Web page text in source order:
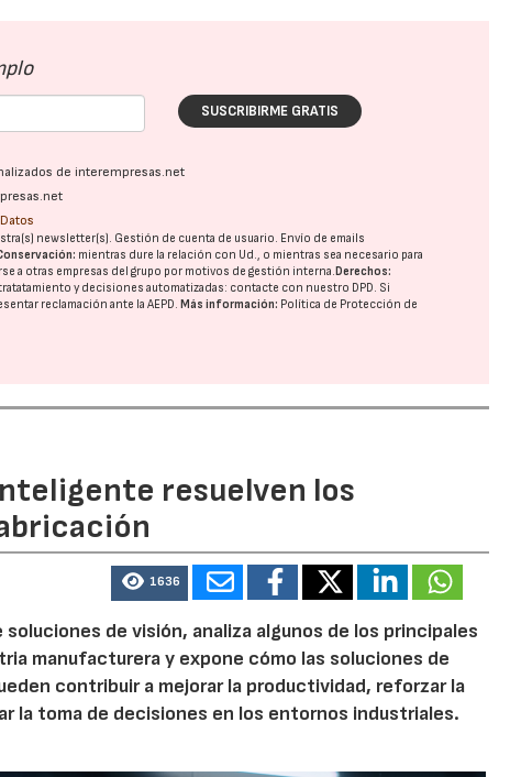
SUSCRIBIRME GRATIS
de interempresas.net
newsletter(s). Gestión de cuenta de usuario. Envío de emails
mientras dure la relación con Ud., o mientras sea necesario para
a otras empresas del grupo por motivos de gestión interna.Derechos:
y decisiones automatizadas: contacte con nuestro DPD. Si
reclamación ante laAEPD.Más información: Política de Protección de
resuelven los
1636
de visión, analiza algunos de los principales
manufacturera y expone cómo las soluciones de
contribuir a mejorar la productividad, reforzar la
la toma de decisiones en los entornos industriales.